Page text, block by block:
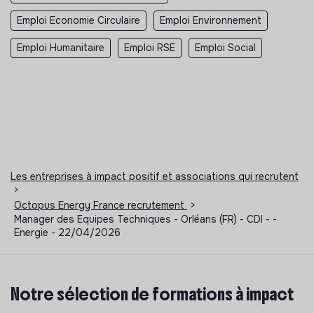
Emploi Economie Circulaire Emploi Environnement
Emploi Humanitaire Emploi RSE Emploi Social
Les entreprises à impact positif et associations qui recrutent
>
Octopus Energy France recrutement
>
Manager des Equipes Techniques - Orléans (FR) - CDI - -
Energie - 22/04/2026
Notre sélection de formations à impact